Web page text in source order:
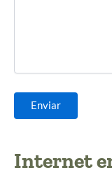
Internet